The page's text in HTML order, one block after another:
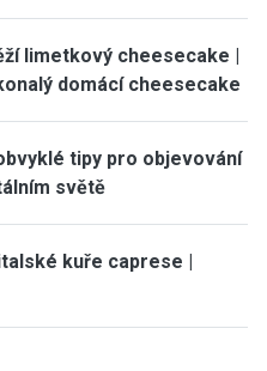
limetkový cheesecake |
domácí cheesecake
tipy pro objevování
světě
kuře caprese |